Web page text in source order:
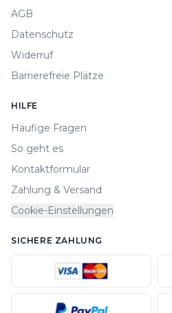
AGB
Datenschutz
Widerruf
Barrierefreie Plätze
HILFE
Häufige Fragen
So geht es
Kontaktformular
Zahlung & Versand
Cookie-Einstellungen
SICHERE ZAHLUNG